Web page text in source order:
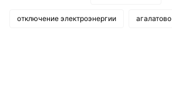
отключение электроэнергии агалатово